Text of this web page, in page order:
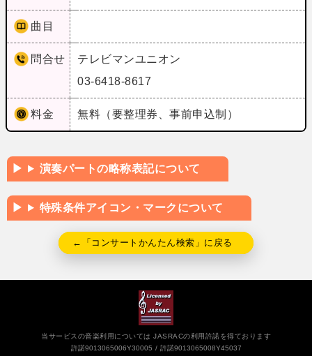
曲目
問合せ
テレビマンユニオン
03-6418-8617
料金 無料（要整理券、事前申込制）
演奏パートの略称表記について
特殊条件アイコン・マークについて
←「コンサートかんたん検索」に戻る
当サービスの音楽利用については JASRACの利用許諾を得ております
許諾9013065006Y30005
許諾9013065008Y45037